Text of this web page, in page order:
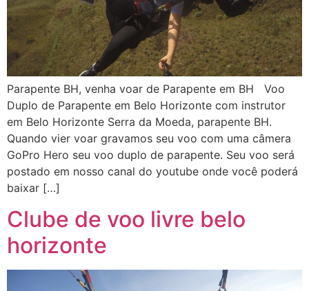
Parapente BH, venha voar de Parapente em BH Voo
Duplo de Parapente em Belo Horizonte com instrutor
em Belo Horizonte Serra da Moeda, parapente BH.
Quando vier voar gravamos seu voo com uma câmera
GoPro Hero seu voo duplo de parapente. Seu voo será
postado em nosso canal do youtube onde você poderá
baixar […]
Clube de voo livre belo
horizonte